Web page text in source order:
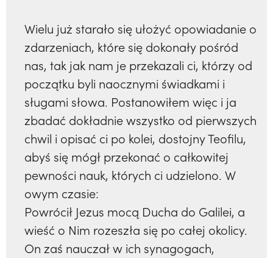
Wielu już starało się ułożyć opowiadanie o
zdarzeniach, które się dokonały pośród
nas, tak jak nam je przekazali ci, którzy od
początku byli naocznymi świadkami i
sługami słowa. Postanowiłem więc i ja
zbadać dokładnie wszystko od pierwszych
chwil i opisać ci po kolei, dostojny Teofilu,
abyś się mógł przekonać o całkowitej
pewności nauk, których ci udzielono. W
owym czasie:
Powrócił Jezus mocą Ducha do Galilei, a
wieść o Nim rozeszła się po całej okolicy.
On zaś nauczał w ich synagogach,